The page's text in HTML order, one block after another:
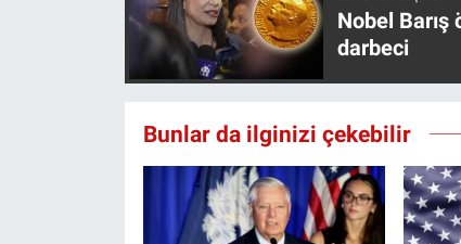
Nobel
darbeci
Bunlar da ilginizi çekebilir
Türkiye'nin Geleceği